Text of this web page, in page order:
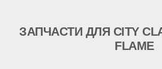
ЗАПЧАСТИ ДЛЯ CITY
FLAME